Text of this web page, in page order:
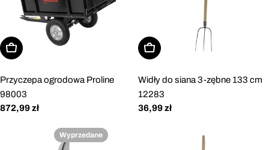
Dodaj do koszyka
Przyczepa ogrodowa Proline
98003
Cena
872,99 zł
Dodaj do koszyka
Widły do siana 3-zębne 133 cm
12283
Cena
36,99 zł
Wyprzedane